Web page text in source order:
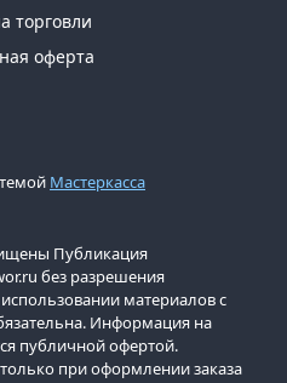
торговли
оферта
Мастеркасса
Публикация
без разрешения
материалов с
Информация на
публичной офертой.
при оформлении заказа